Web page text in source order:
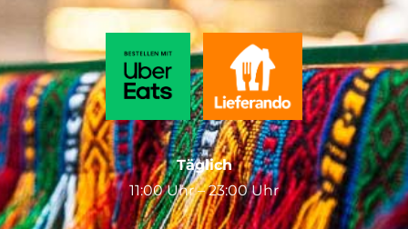
Täglich
11:00 Uhr – 23:00 Uhr